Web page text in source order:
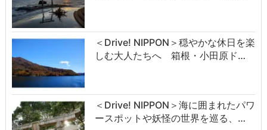
＜Drive! NIPPON＞穏やかな休日を楽
しむ大人たちへ 箱根・小田原ド…
＜Drive! NIPPON＞海に囲まれたパワ
ースポットや妖怪の世界を巡る、…